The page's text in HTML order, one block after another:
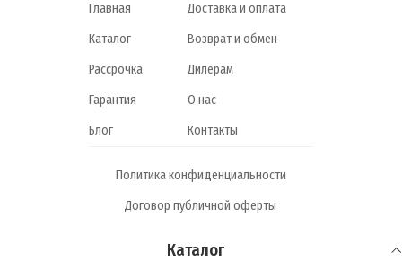
Главная
Каталог
Рассрочка
Гарантия
Блог
Доставка и оплата
Возврат и обмен
Дилерам
О нас
Контакты
Политика конфиденциальности
Договор публичной оферты
Каталог